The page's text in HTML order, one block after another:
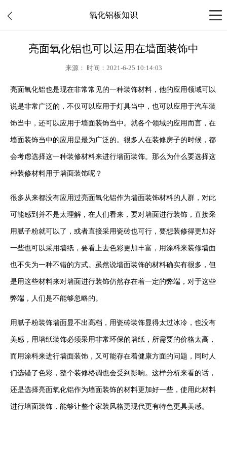
氧化铝板知识
亮面氧化铝也可以运用在墙面装饰中
来源： 时间：2021-6-25 10:14:03
亮面氧化铝也是现在非常常见的一种装饰材料，他的应用领域可以
说是非常广泛的，不仅可以应用于灯具当中，也可以应用于汽车装
饰当中，还可以应用于墙面装饰当中。就各个领域的应用而言，在
墙面装饰当中的应用是最为广泛的。很多人在装修房子的时候，都
会考虑选择这一种装修材料来进行墙面装饰。那么为什么要选择这
种装修材料用于墙面装饰呢？
很多从来都没有应用过亮面氧化铝作为墙面装饰材料的人群，对此
可能感到并不是太理解，在人们看来，要对墙面进行装饰，直接采
用腻子粉就可以了，或者直接采用瓷砖也可行，要想装修得更加好
一些也可以采用墙纸，要看上去色彩更加丰富，用涂料来装修墙面
也不失为一种不错的方式。虽然说墙面装饰的材料确实有很多，但
是用这些材料来对墙面进行装饰仍然存在着一定的弊端，对于这些
弊端，人们是不能够忽略的。
用腻子粉装饰墙面显不出高档，用瓷砖装饰显得太过冰冷，也没有
美感，用墙纸装饰必须采用非常环保的墙纸，所需要的价格太高，
而用涂料来进行墙面装饰，又可能存在着健康方面的问题，同时人
们选错了色彩，整个装修格调也会受到影响。这样分析来看的话，
还是选择亮面氧化铝作为墙面装饰的材料更加好一些，使用此材料
进行墙面装饰，能够让整个家装风格更现代更有特色更具美感。